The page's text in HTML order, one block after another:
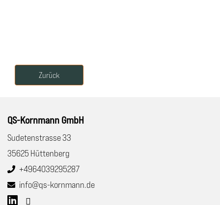
Zurück
QS-Kornmann GmbH
Sudetenstrasse 33
35625 Hüttenberg
+4964039295287
info@qs-kornmann.de